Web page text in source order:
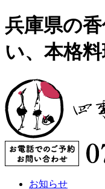
兵庫県の
い、本格
お知らせ